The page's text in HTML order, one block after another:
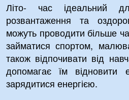
Літо- час ідеальний
розвантаження та
можуть проводити більше
займатися спортом,
також відпочивати від
допомагає їм відновити
зарядитися енергією.